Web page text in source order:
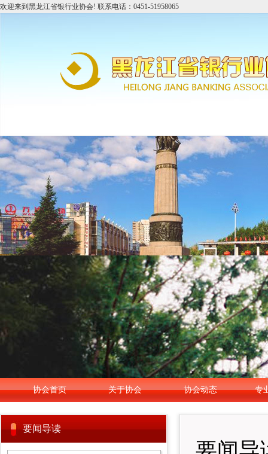
欢迎来到黑龙江省银行业协会! 联系电话：0451-51958065
协会首页 关于协会 协会动态 专
要闻导读